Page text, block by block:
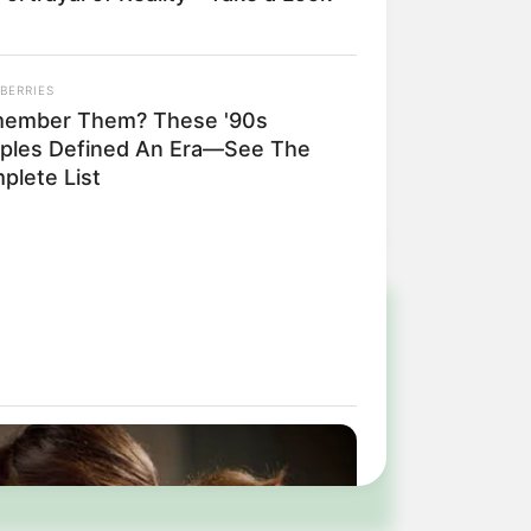
e região
Them? These '90s
Defined An Era—See The
List